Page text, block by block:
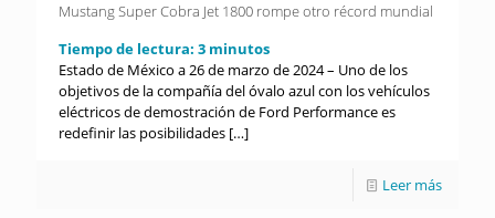
Mustang Super Cobra Jet 1800 rompe otro récord mundial
Tiempo de lectura: 3 minutos
Estado de México a 26 de marzo de 2024 – Uno de los
objetivos de la compañía del óvalo azul con los vehículos
eléctricos de demostración de Ford Performance es
redefinir las posibilidades […]
Leer más